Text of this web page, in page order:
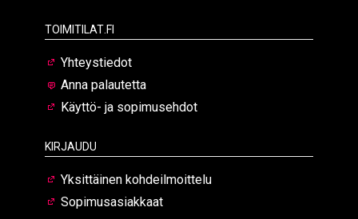
Toimitilat.fi
Yhteystiedot
Anna palautetta
Käyttö- ja sopimusehdot
Kirjaudu
Yksittäinen kohdeilmoittelu
Sopimusasiakkaat